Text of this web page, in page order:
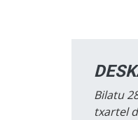
Bilatu
txartel